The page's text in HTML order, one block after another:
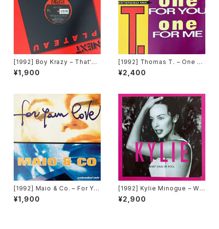
[1992] Boy Krazy – That's
What Love Can Do [Next Pl
ateau Records Inc.]
¥1,900
[1992] Thomas T. – One Fo
r You One For Me [Time Re
cords][TRD 1250]
¥2,400
[1992] Maio & Co. – For Yo
ur Love [Time Records]
¥1,900
[1992] Kylie Minogue – Wh
at Kind Of Fool [PWL Inter
national]
¥2,900